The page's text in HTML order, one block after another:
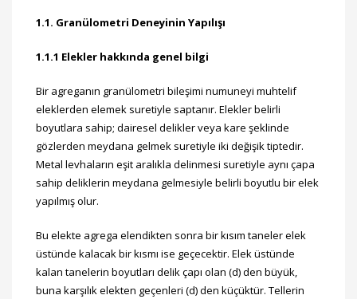
1.1. Granülometri Deneyinin Yapılışı
1.1.1 Elekler hakkında genel bilgi
Bir agreganın granülometri bileşimi numuneyi muhtelif
eleklerden elemek suretiyle saptanır. Elekler belirli
boyutlara sahip; dairesel delikler veya kare şeklinde
gözlerden meydana gelmek suretiyle iki değişik tiptedir.
Metal levhaların eşit aralıkla delinmesi suretiyle aynı çapa
sahip deliklerin meydana gelmesiyle belirli boyutlu bir elek
yapılmış olur.
Bu elekte agrega elendikten sonra bir kısım taneler elek
üstünde kalacak bir kısmı ise geçecektir. Elek üstünde
kalan tanelerin boyutları delik çapı olan (d) den büyük,
buna karşılık elekten geçenleri (d) den küçüktür. Tellerin